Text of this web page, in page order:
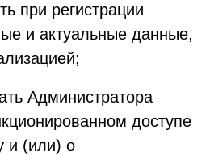
при регистрации
и актуальные данные,
Администратора
доступе
и (или) о